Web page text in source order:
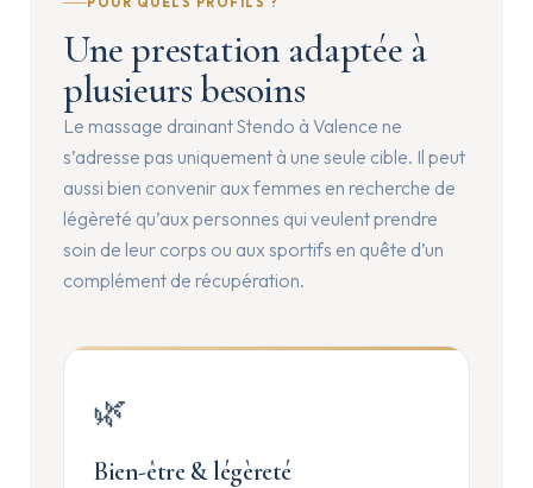
Une prestation adaptée à
plusieurs besoins
Le massage drainant Stendo à Valence ne
s’adresse pas uniquement à une seule cible. Il peut
aussi bien convenir aux femmes en recherche de
légèreté qu’aux personnes qui veulent prendre
soin de leur corps ou aux sportifs en quête d’un
complément de récupération.
🌿
Bien-être & légèreté